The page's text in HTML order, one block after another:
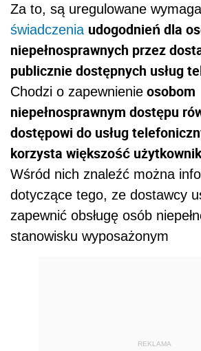
Za to, są uregulowane
świadczenia udogodnień dla
niepełnosprawnych przez
publicznie dostępnych usług
Chodzi o zapewnienie osobom
niepełnosprawnym dostępu
dostępowi do usług
korzysta większość
Wśród nich znaleźć można
dotyczące tego, ze dostawcy
zapewnić obsługę osób
stanowisku wyposażonym
REKLAMA